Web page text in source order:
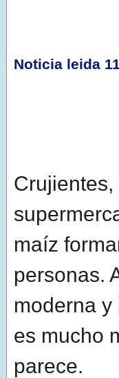
Noticia leida
maíz
personas.
moderna
es mucho
parece.